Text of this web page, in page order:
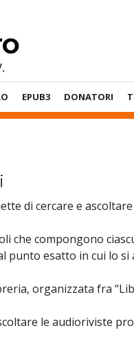
EPUB3 DONATORI
di cercare e
che compongono
punto esatto in cui lo
organizzata fra
le audioriviste